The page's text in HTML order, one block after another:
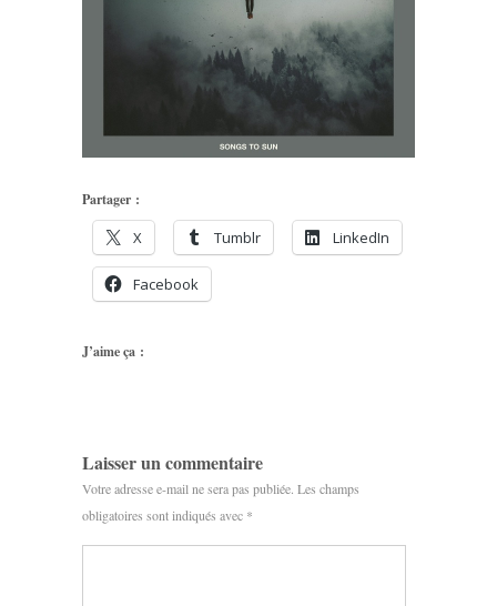
Partager :
X Tumblr LinkedIn
Facebook
J’aime ça :
Laisser un commentaire
Votre adresse e-mail ne sera pas publiée. Les champs
obligatoires sont indiqués avec *